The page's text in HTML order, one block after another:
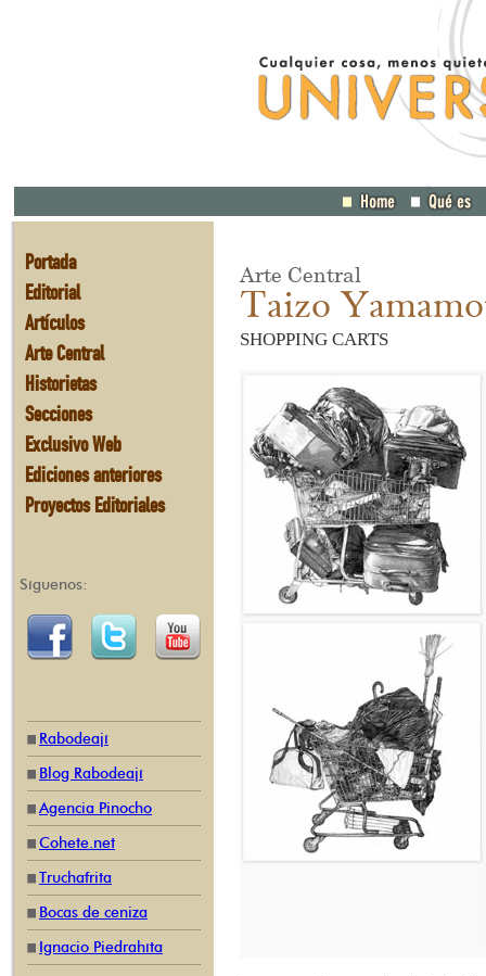
Portada
Editorial
Artículos
Arte Central
Historietas
Secciones
Exclusivo Web
Ediciones anteriores
Proyectos Editoriales
Síguenos:
Rabodeají
Blog Rabodeají
Agencia Pinocho
Cohete.net
Truchafrita
Bocas de ceniza
Ignacio Piedrahíta
Arte Central
Taizo
SHOPPING CARTS